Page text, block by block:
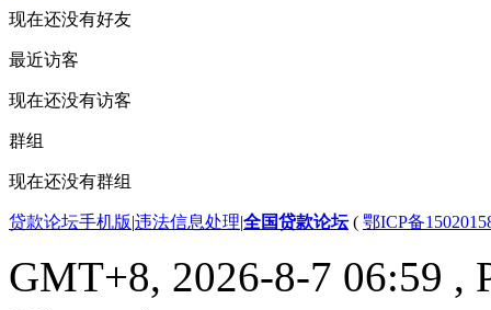
现在还没有好友
最近访客
现在还没有访客
群组
现在还没有群组
贷款论坛手机版|违法信息处理|全国贷款论坛( 鄂ICP备
GMT+8, 2026-8-7 06:59 ,